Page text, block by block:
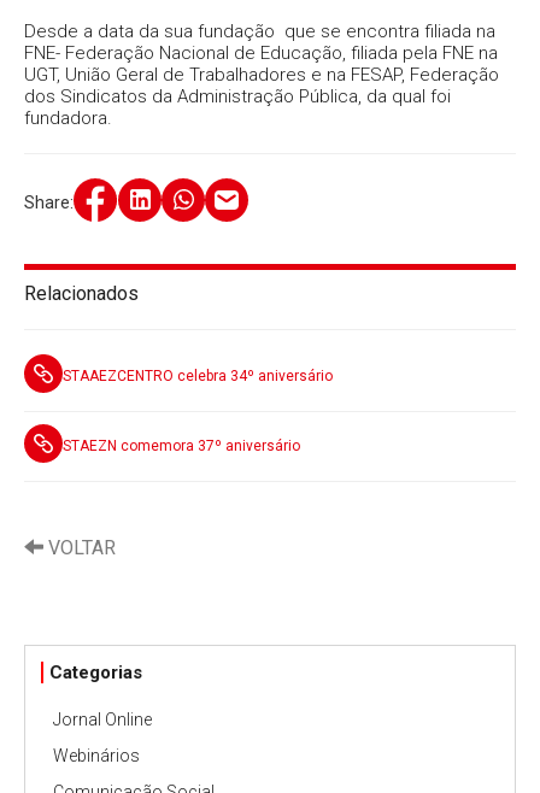
Relacionados
STAAEZCENTRO celebra 34º aniversário
STAEZN comemora 37º aniversário
Desde a data da sua fundação que se encontra filiada na
FNE- Federação Nacional de Educação, filiada pela FNE na
UGT, União Geral de Trabalhadores e na FESAP, Federação
dos Sindicatos da Administração Pública, da qual foi
fundadora.
Share:
VOLTAR
Categorias
Jornal Online
Webinários